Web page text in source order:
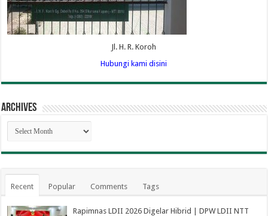
Jl. H. R. Koroh
Hubungi kami disini
Archives
Archives
Recent Popular Comments Tags
Rapimnas LDII 2026 Digelar Hibrid | DPW LDII NTT